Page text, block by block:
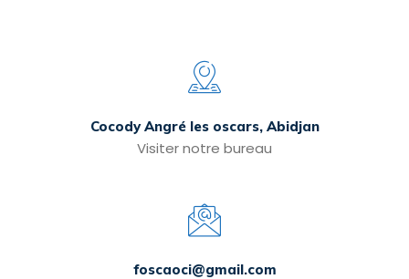
Cocody Angré les oscars, Abidjan
Visiter notre bureau
foscaoci@gmail.com